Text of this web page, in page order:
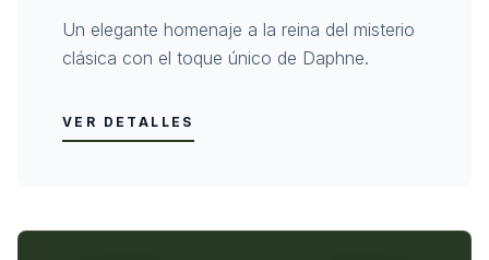
Un elegante homenaje a la reina del misterio
clásica con el toque único de Daphne.
VER DETALLES